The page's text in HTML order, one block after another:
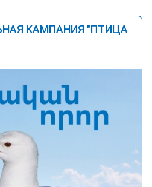
КАМПАНИЯ "ПТИЦА